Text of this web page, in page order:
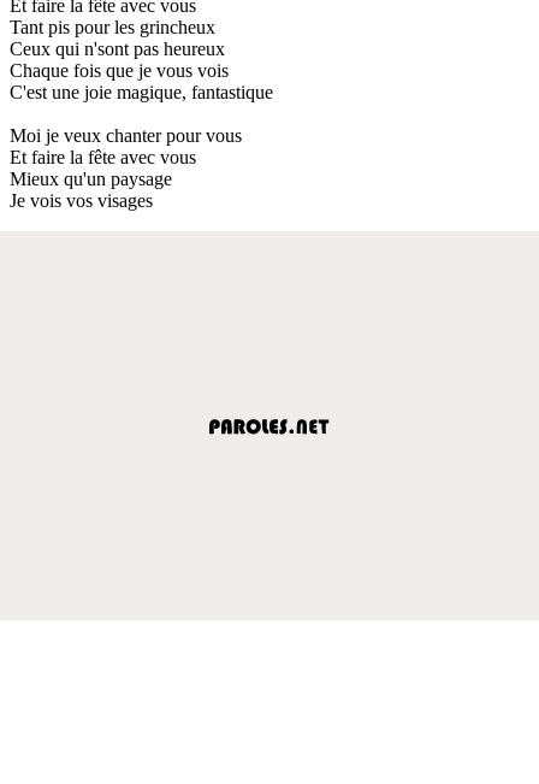
Et faire la fête avec vous
Tant pis pour les grincheux
Ceux qui n'sont pas heureux
Chaque fois que je vous vois
C'est une joie magique, fantastique
Moi je veux chanter pour vous
Et faire la fête avec vous
Mieux qu'un paysage
Je vois vos visages